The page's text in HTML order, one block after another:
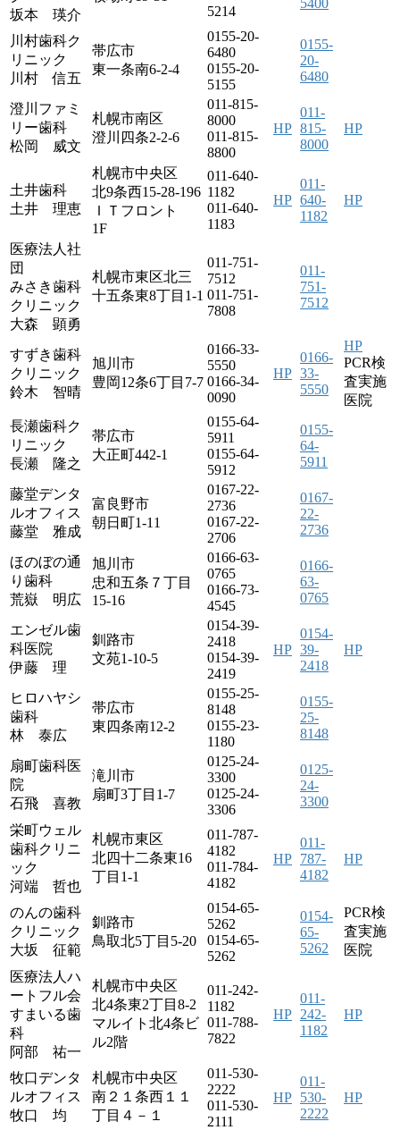
坂本 瑛介
5214
川村歯科ク
リニック
川村 信五
帯広市
東一条南6-2-4
0155-20-
6480
0155-20-
5155
0155-
20-
6480
澄川ファミ
リー歯科
松岡 威文
札幌市南区
澄川四条2-2-6
011-815-
8000
011-815-
8800
HP
011-
815-
8000
HP
土井歯科
土井 理恵
札幌市中央区
北9条西15-28-196
ＩＴフロント
1F
011-640-
1182
011-640-
1183
HP
011-
640-
1182
HP
医療法人社
団
みさき歯科
クリニック
大森 顕勇
札幌市東区北三
十五条東8丁目1-1
011-751-
7512
011-751-
7808
011-
751-
7512
すずき歯科
クリニック
鈴木 智晴
旭川市
豊岡12条6丁目7-7
0166-33-
5550
0166-34-
0090
HP
0166-
33-
5550
HP
PCR検
査実施
医院
長瀬歯科ク
リニック
長瀬 隆之
帯広市
大正町442-1
0155-64-
5911
0155-64-
5912
0155-
64-
5911
藤堂デンタ
ルオフィス
藤堂 雅成
富良野市
朝日町1-11
0167-22-
2736
0167-22-
2706
0167-
22-
2736
ほのぼの通
り歯科
荒嶽 明広
旭川市
忠和五条７丁目
15-16
0166-63-
0765
0166-73-
4545
0166-
63-
0765
エンゼル歯
科医院
伊藤 理
釧路市
文苑1-10-5
0154-39-
2418
0154-39-
2419
HP
0154-
39-
2418
HP
ヒロハヤシ
歯科
林 泰広
帯広市
東四条南12-2
0155-25-
8148
0155-23-
1180
0155-
25-
8148
扇町歯科医
院
石飛 喜教
滝川市
扇町3丁目1-7
0125-24-
3300
0125-24-
3306
0125-
24-
3300
栄町ウェル
歯科クリニ
ック
河端 哲也
札幌市東区
北四十二条東16
丁目1-1
011-787-
4182
011-784-
4182
HP
011-
787-
4182
HP
のんの歯科
クリニック
大坂 征範
釧路市
鳥取北5丁目5-20
0154-65-
5262
0154-65-
5262
0154-
65-
5262
PCR検
査実施
医院
医療法人ハ
ートフル会
すまいる歯
科
阿部 祐一
札幌市中央区
北4条東2丁目8-2
マルイト北4条ビ
ル2階
011-242-
1182
011-788-
7822
HP
011-
242-
1182
HP
牧口デンタ
ルオフィス
牧口 均
札幌市中央区
南２１条西１１
丁目４－１
011-530-
2222
011-530-
2111
HP
011-
530-
2222
HP